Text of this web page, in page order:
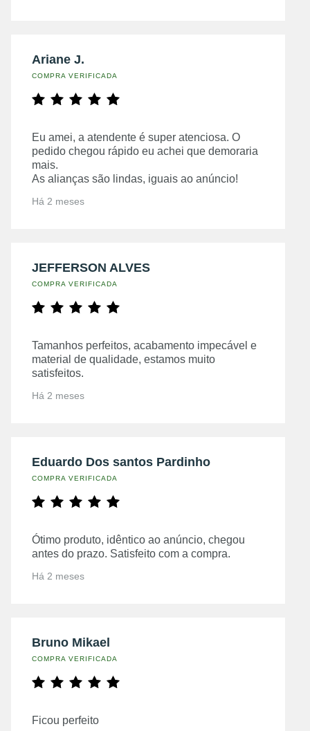
Ariane J.
COMPRA VERIFICADA
Eu amei, a atendente é super atenciosa. O
pedido chegou rápido eu achei que demoraria
mais.
As alianças são lindas, iguais ao anúncio!
Há 2 meses
JEFFERSON ALVES
COMPRA VERIFICADA
Tamanhos perfeitos, acabamento impecável e
material de qualidade, estamos muito
satisfeitos.
Há 2 meses
Eduardo Dos santos Pardinho
COMPRA VERIFICADA
Ótimo produto, idêntico ao anúncio, chegou
antes do prazo. Satisfeito com a compra.
Há 2 meses
Bruno Mikael
COMPRA VERIFICADA
Ficou perfeito